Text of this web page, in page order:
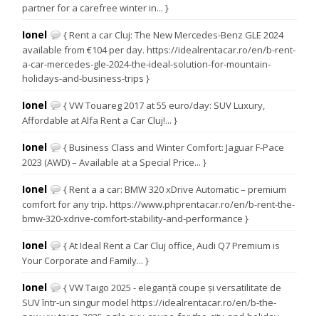
partner for a carefree winter in... }
Ionel
{ Rent a car Cluj: The New Mercedes-Benz GLE 2024
available from €104 per day. https://idealrentacar.ro/en/b-rent-
a-car-mercedes-gle-2024-the-ideal-solution-for-mountain-
holidays-and-business-trips }
Ionel
{ VW Touareg 2017 at 55 euro/day: SUV Luxury,
Affordable at Alfa Rent a Car Cluj!... }
Ionel
{ Business Class and Winter Comfort: Jaguar F-Pace
2023 (AWD) – Available at a Special Price... }
Ionel
{ Rent a a car: BMW 320 xDrive Automatic – premium
comfort for any trip. https://www.phprentacar.ro/en/b-rent-the-
bmw-320-xdrive-comfort-stability-and-performance }
Ionel
{ At Ideal Rent a Car Cluj office, Audi Q7 Premium is
Your Corporate and Family... }
Ionel
{ VW Taigo 2025 - eleganță coupe și versatilitate de
SUV într-un singur model https://idealrentacar.ro/en/b-the-